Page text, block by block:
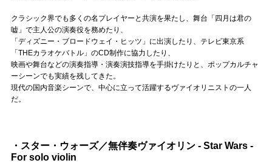
クラシック界でも多くの名プレイヤーと共演を果たし、舞台「四月は君の
嘘」で主人公の演奏役を務めたり、
「ディズニー・ブロードウェイ・ヒッツ」に出演したり、テレビ東京系
「THEカラオケバトル」のCD制作に協力したり、
映画や舞台などの演奏指導・演奏演技指導を手掛けたりと、ポップカルチャ
ーシーンでも実績を残してきた。
現代の国内音楽シーンで、中心に立って活躍するヴァイオリニストの一人
だ。
・スター・ウォーズ／無伴奏ヴァイオリン - Star Wars -
For solo violin